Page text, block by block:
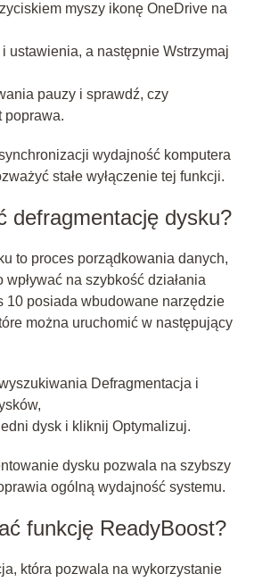
myszy ikonę OneDrive na
ustawienia, a następnie Wstrzymaj
pauzy i sprawdź, czy
poprawa.
wydajność komputera
stałe wyłączenie tej funkcji.
defragmentację dysku?
to proces porządkowania danych,
wpływać na szybkość działania
10 posiada wbudowane narzędzie
można uruchomić w następujący
Defragmentacja i
dysk i kliknij Optymalizuj.
dysku pozwala na szybszy
ogólną wydajność systemu.
funkcję ReadyBoost?
która pozwala na wykorzystanie